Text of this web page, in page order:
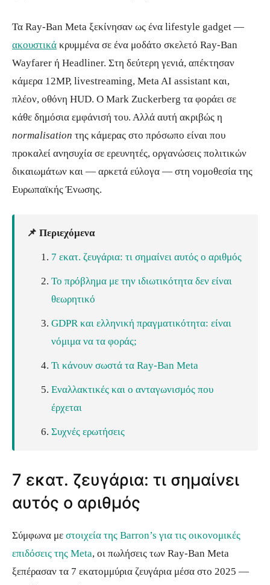
Τα Ray-Ban Meta ξεκίνησαν ως ένα lifestyle gadget —
ακουστικά κρυμμένα σε ένα μοδάτο σκελετό Ray-Ban
Wayfarer ή Headliner. Στη δεύτερη γενιά, απέκτησαν
κάμερα 12MP, livestreaming, Meta AI assistant και,
πλέον, οθόνη HUD. Ο Mark Zuckerberg τα φοράει σε
κάθε δημόσια εμφάνισή του. Αλλά αυτή ακριβώς η
normalisation της κάμερας στο πρόσωπο είναι που
προκαλεί ανησυχία σε ερευνητές, οργανώσεις πολιτικών
δικαιωμάτων και — αρκετά εύλογα — στη νομοθεσία της
Ευρωπαϊκής Ένωσης.
📌 Περιεχόμενα
7 εκατ. ζευγάρια: τι σημαίνει αυτός ο αριθμός
Το πρόβλημα με την ιδιωτικότητα δεν είναι
θεωρητικό
GDPR και ελληνική πραγματικότητα: είναι
νόμιμα να τα φοράς;
Τι κάνουν σωστά τα Ray-Ban Meta
Εναλλακτικές και ο ανταγωνισμός που
έρχεται
Συχνές ερωτήσεις
7 εκατ. ζευγάρια: τι σημαίνει
αυτός ο αριθμός
Σύμφωνα με στοιχεία της Barron’s για τις οικονομικές
επιδόσεις της Meta, οι πωλήσεις των Ray-Ban Meta
ξεπέρασαν τα 7 εκατομμύρια ζευγάρια μέσα στο 2025 —